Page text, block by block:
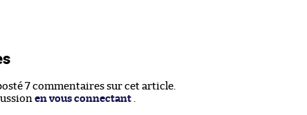
7 commentaires sur cet article.
en vous connectant .